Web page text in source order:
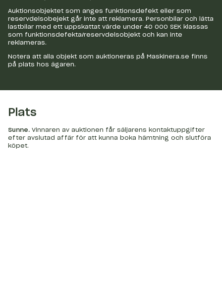
Auktionsobjektet som anges funktionsdefekt eller som
reservdelsobejekt går inte att reklamera. Personbilar och lätta
lastbilar med ett uppskattat värde under 40 000 SEK klassas
som funktionsdefekta/reservdelsobjekt och kan inte
reklameras.
Notera att alla objekt som auktioneras på Maskinera.se finns
på plats hos ägaren.
Plats
Sunne. Vinnaren av auktionen får säljarens kontaktuppgifter
efter avslutad affär för att kunna boka hämtning och slutföra
köpet.